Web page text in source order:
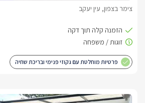
צימר בצפון, עין יעקב
פרטיות מוחלטת עם גקוזי פנימי ובריכת שחיה